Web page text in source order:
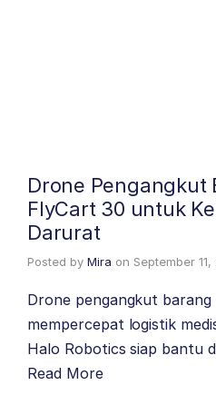
Drone Pengangkut
FlyCart 30 untuk
Darurat
Posted by Mira on September 11,
Drone pengangkut
mempercepat logistik
Halo Robotics siap bantu
Read More